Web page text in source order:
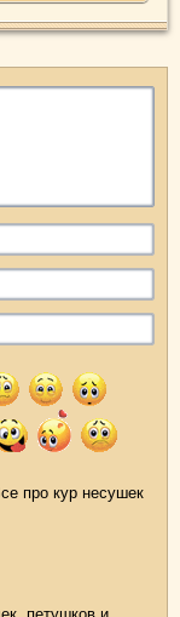
про кур несушек